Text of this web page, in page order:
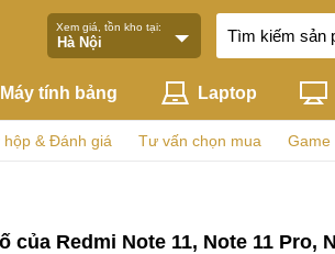
Xem giá, tồn kho tại:
Máy tính bảng Laptop
hộp & Đánh giá Tư vấn chọn mua Game
của Redmi Note 11, Note 11 Pro,